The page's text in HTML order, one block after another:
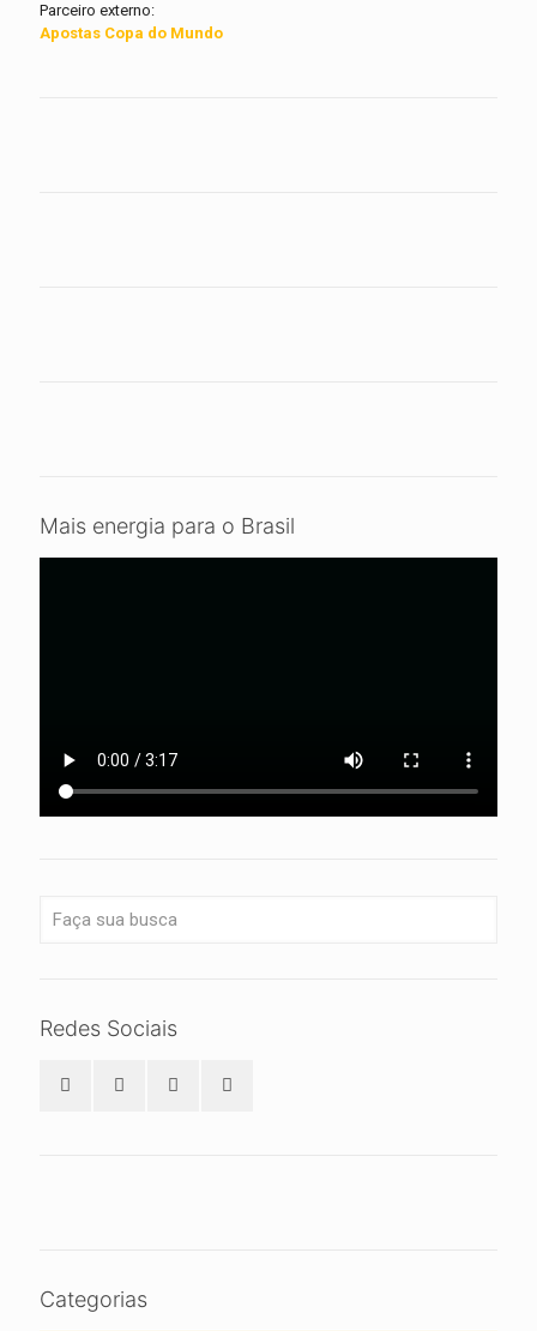
Parceiro externo:
Apostas Copa do Mundo
Mais energia para o Brasil
Redes Sociais
Categorias